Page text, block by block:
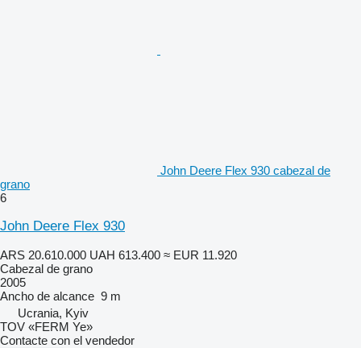
John Deere Flex 930 cabezal de
grano
6
John Deere Flex 930
ARS 20.610.000 UAH 613.400 ≈ EUR 11.920
Cabezal de grano
2005
Ancho de alcance 9 m
Ucrania, Kyiv
TOV «FERM Ye»
Contacte con el vendedor